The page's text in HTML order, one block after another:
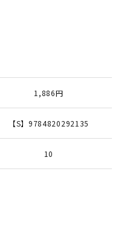
1,886円
【S】9784820292135
10